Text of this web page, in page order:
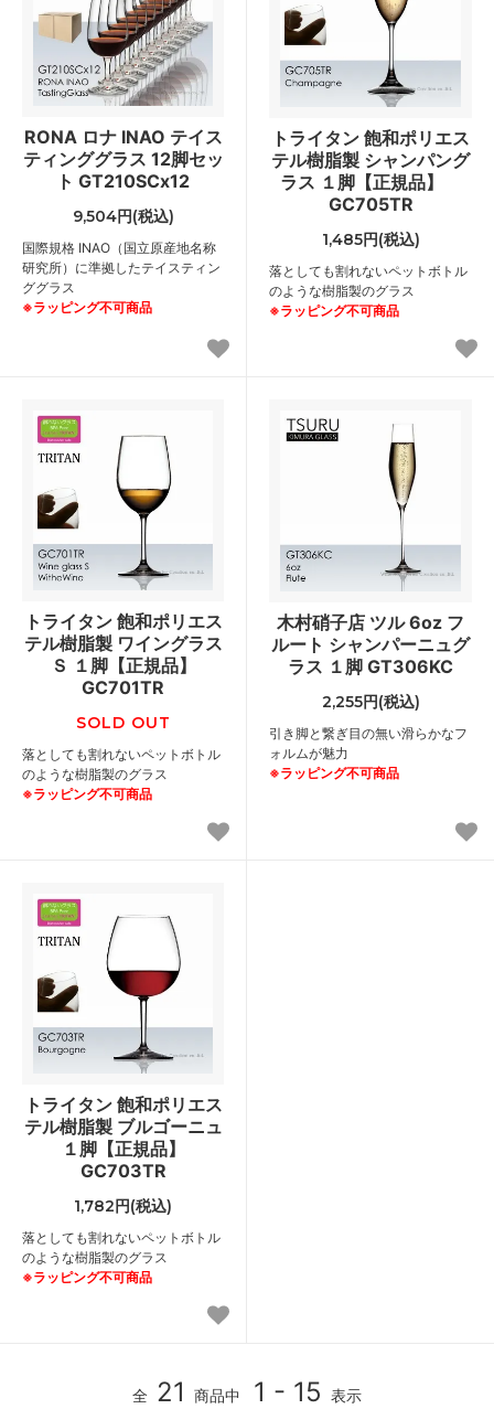
RONA ロナ INAO テイス
ティンググラス 12脚セッ
ト GT210SCx12
9,504円(税込)
国際規格 INAO（国立原産地名称
研究所）に準拠したテイスティン
ググラス
※ラッピング不可商品
トライタン 飽和ポリエス
テル樹脂製 シャンパング
ラス １脚【正規品】
GC705TR
1,485円(税込)
落としても割れないペットボトル
のような樹脂製のグラス
※ラッピング不可商品
トライタン 飽和ポリエス
テル樹脂製 ワイングラス
Ｓ １脚【正規品】
GC701TR
SOLD OUT
落としても割れないペットボトル
のような樹脂製のグラス
※ラッピング不可商品
木村硝子店 ツル 6oz フ
ルート シャンパーニュグ
ラス １脚 GT306KC
2,255円(税込)
引き脚と繋ぎ目の無い滑らかなフ
ォルムが魅力
※ラッピング不可商品
トライタン 飽和ポリエス
テル樹脂製 ブルゴーニュ
１脚【正規品】
GC703TR
1,782円(税込)
落としても割れないペットボトル
のような樹脂製のグラス
※ラッピング不可商品
全 21 商品中 1 - 15 表示